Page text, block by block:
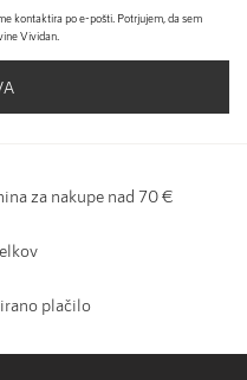
kontaktira po e-pošti. Potrjujem, da sem
Vividan.
za nakupe nad 70 €
plačilo